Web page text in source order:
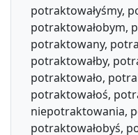
potraktowałyśmy,
potraktowałobym,
potraktowany,
potraktowałby,
potraktowało,
potraktowałoś,
niepotraktowania,
potraktowałobyś,